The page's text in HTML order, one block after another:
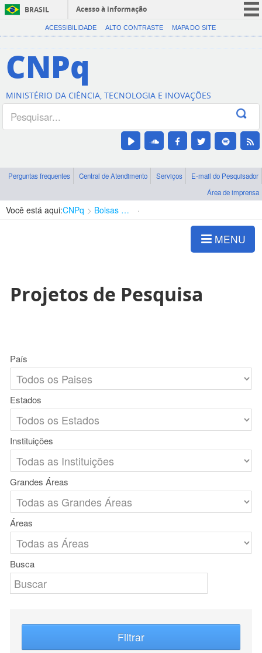
BRASIL
Acesso à informação
CORONAVÍRUS (COVID-19)
Canais
ACESSIBILIDADE ALTO CONTRASTE MAPA DO SITE
CNPq
MINISTÉRIO DA CIÊNCIA, TECNOLOGIA E INOVAÇÕES
Perguntas frequentes Central de Atendimento Serviços
E-mail do Pesquisador
Área de imprensa
Você está aqui:CNPq Bolsas e Auxílios Vigentes
MENU
Projetos de Pesquisa
País
Estados
Instituições
Grandes Áreas
Áreas
Busca
Filtrar